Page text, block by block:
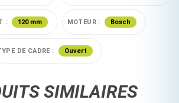
: 120 mm MOTEUR : Bosch
DE CADRE : Ouvert
SIMILAIRES